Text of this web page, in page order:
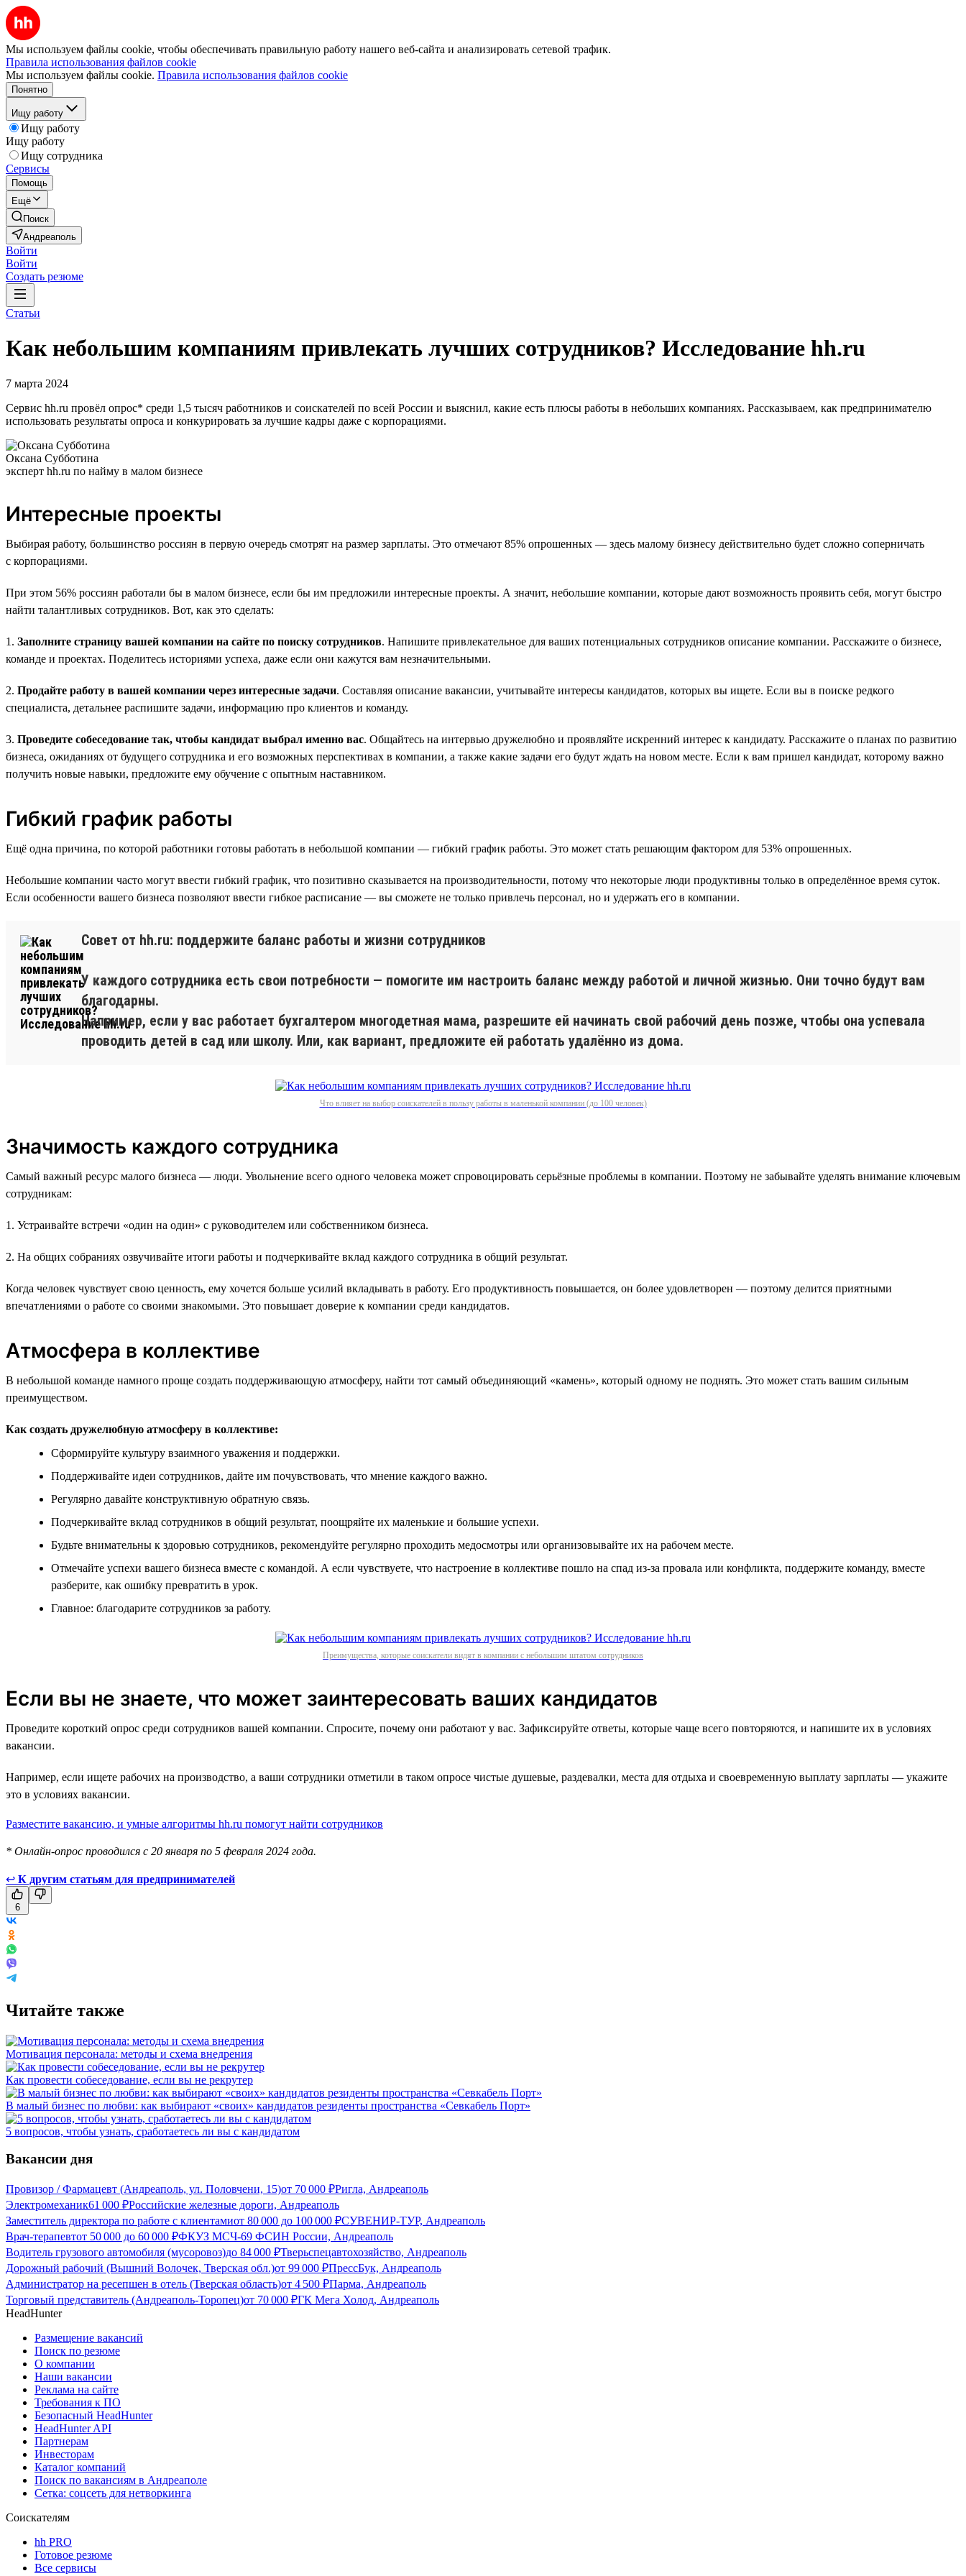
Мы используем файлы cookie, чтобы обеспечивать правильную работу нашего веб-сайта и анализировать сетевой трафик.
Правила использования файлов cookie
Мы используем файлы cookie. Правила использования файлов cookie
Понятно
Ищу работу
Ищу работу
Ищу работу
Ищу сотрудника
Сервисы
Помощь
Ещё
Поиск
Андреаполь
Войти
Войти
Создать резюме
Статьи
Как небольшим компаниям привлекать лучших сотрудников? Исследование hh.ru
7 марта 2024
Сервис hh.ru провёл опрос* среди 1,5 тысяч работников и соискателей по всей России и выяснил, какие есть плюсы работы в небольших компаниях. Рассказываем, как предпринимателю
использовать результаты опроса и конкурировать за лучшие кадры даже с корпорациями.
Оксана Субботина
эксперт hh.ru по найму в малом бизнесе
Интересные проекты
Выбирая работу, большинство россиян в первую очередь смотрят на размер зарплаты. Это отмечают 85% опрошенных — здесь малому бизнесу действительно будет сложно соперничать
с корпорациями.
При этом 56% россиян работали бы в малом бизнесе, если бы им предложили интересные проекты. А значит, небольшие компании, которые дают возможность проявить себя, могут быстро
найти талантливых сотрудников. Вот, как это сделать:
1. Заполните страницу вашей компании на сайте по поиску сотрудников. Напишите привлекательное для ваших потенциальных сотрудников описание компании. Расскажите о бизнесе,
команде и проектах. Поделитесь историями успеха, даже если они кажутся вам незначительными.
2. Продайте работу в вашей компании через интересные задачи. Составляя описание вакансии, учитывайте интересы кандидатов, которых вы ищете. Если вы в поиске редкого
специалиста, детальнее распишите задачи, информацию про клиентов и команду.
3. Проведите собеседование так, чтобы кандидат выбрал именно вас. Общайтесь на интервью дружелюбно и проявляйте искренний интерес к кандидату. Расскажите о планах по развитию
бизнеса, ожиданиях от будущего сотрудника и его возможных перспективах в компании, а также какие задачи его будут ждать на новом месте. Если к вам пришел кандидат, которому важно
получить новые навыки, предложите ему обучение с опытным наставником.
Гибкий график работы
Ещё одна причина, по которой работники готовы работать в небольшой компании — гибкий график работы. Это может стать решающим фактором для 53% опрошенных.
Небольшие компании часто могут ввести гибкий график, что позитивно сказывается на производительности, потому что некоторые люди продуктивны только в определённое время суток.
Если особенности вашего бизнеса позволяют ввести гибкое расписание — вы сможете не только привлечь персонал, но и удержать его в компании.
Совет от hh.ru: поддержите баланс работы и жизни сотрудников
У каждого сотрудника есть свои потребности — помогите им настроить баланс между работой и личной жизнью. Они точно будут вам
благодарны.
Например, если у вас работает бухгалтером многодетная мама, разрешите ей начинать свой рабочий день позже, чтобы она успевала
проводить детей в сад или школу. Или, как вариант, предложите ей работать удалённо из дома.
Что влияет на выбор соискателей в пользу работы в маленькой компании (до 100 человек)
Значимость каждого сотрудника
Самый важный ресурс малого бизнеса — люди. Увольнение всего одного человека может спровоцировать серьёзные проблемы в компании. Поэтому не забывайте уделять внимание ключевым
сотрудникам:
1. Устраивайте встречи «один на один» с руководителем или собственником бизнеса.
2. На общих собраниях озвучивайте итоги работы и подчеркивайте вклад каждого сотрудника в общий результат.
Когда человек чувствует свою ценность, ему хочется больше усилий вкладывать в работу. Его продуктивность повышается, он более удовлетворен — поэтому делится приятными
впечатлениями о работе со своими знакомыми. Это повышает доверие к компании среди кандидатов.
Атмосфера в коллективе
В небольшой команде намного проще создать поддерживающую атмосферу, найти тот самый объединяющий «камень», который одному не поднять. Это может стать вашим сильным
преимуществом.
Как создать дружелюбную атмосферу в коллективе:
Сформируйте культуру взаимного уважения и поддержки.
Поддерживайте идеи сотрудников, дайте им почувствовать, что мнение каждого важно.
Регулярно давайте конструктивную обратную связь.
Подчеркивайте вклад сотрудников в общий результат, поощряйте их маленькие и большие успехи.
Будьте внимательны к здоровью сотрудников, рекомендуйте регулярно проходить медосмотры или организовывайте их на рабочем месте.
Отмечайте успехи вашего бизнеса вместе с командой. А если чувствуете, что настроение в коллективе пошло на спад из-за провала или конфликта, поддержите команду, вместе
разберите, как ошибку превратить в урок.
Главное: благодарите сотрудников за работу.
Преимущества, которые соискатели видят в компании с небольшим штатом сотрудников
Если вы не знаете, что может заинтересовать ваших кандидатов
Проведите короткий опрос среди сотрудников вашей компании. Спросите, почему они работают у вас. Зафиксируйте ответы, которые чаще всего повторяются, и напишите их в условиях
вакансии.
Например, если ищете рабочих на производство, а ваши сотрудники отметили в таком опросе чистые душевые, раздевалки, места для отдыха и своевременную выплату зарплаты — укажите
это в условиях вакансии.
Разместите вакансию, и умные алгоритмы hh.ru помогут найти сотрудников
* Онлайн-опрос проводился с 20 января по 5 февраля 2024 года.
↩ К другим статьям для предпринимателей
6
Читайте также
Мотивация персонала: методы и схема внедрения
Как провести собеседование, если вы не рекрутер
В малый бизнес по любви: как выбирают «своих» кандидатов резиденты пространства «Севкабель Порт»
5 вопросов, чтобы узнать, сработаетесь ли вы с кандидатом
Вакансии дня
Провизор / Фармацевт (Андреаполь, ул. Половчени, 15)от 70 000 ₽Ригла, Андреаполь
Электромеханик61 000 ₽Российские железные дороги, Андреаполь
Заместитель директора по работе с клиентамиот 80 000 до 100 000 ₽СУВЕНИР-ТУР, Андреаполь
Врач-терапевтот 50 000 до 60 000 ₽ФКУЗ МСЧ-69 ФСИН России, Андреаполь
Водитель грузового автомобиля (мусоровоз)до 84 000 ₽Тверьспецавтохозяйство, Андреаполь
Дорожный рабочий (Вышний Волочек, Тверская обл.)от 99 000 ₽ПрессБук, Андреаполь
Администратор на ресепшен в отель (Тверская область)от 4 500 ₽Парма, Андреаполь
Торговый представитель (Андреаполь-Торопец)от 70 000 ₽ГК Мега Холод, Андреаполь
HeadHunter
Размещение вакансий
Поиск по резюме
О компании
Наши вакансии
Реклама на сайте
Требования к ПО
Безопасный HeadHunter
HeadHunter API
Партнерам
Инвесторам
Каталог компаний
Поиск по вакансиям в Андреаполе
Сетка: соцсеть для нетворкинга
Соискателям
hh PRO
Готовое резюме
Все сервисы